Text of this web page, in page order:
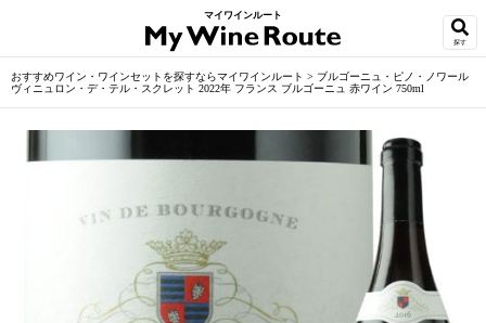
マイワインルート
探す
おすすめワイン・ワインセットを探すならマイワインルート > ブルゴーニュ・ピノ・ノワール
ヴィニュロン・デ・テル・スクレット 2022年 フランス ブルゴーニュ 赤ワイン 750ml